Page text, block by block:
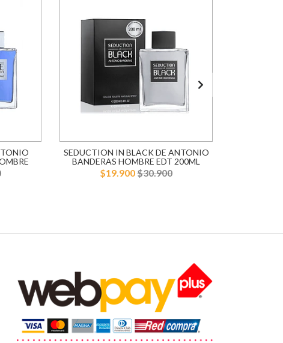
SEDUCTION IN BLACK DE ANTONIO
BANDERAS HOMBRE EDT 200ML
$19.900$30.900